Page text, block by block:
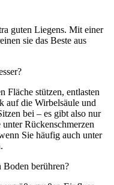
guten Liegens. Mit einer
sie das Beste aus
Fläche stützen, entlasten
auf die Wirbelsäule und
bei – es gibt also nur
Rückenschmerzen
Sie häufig auch unter
Boden berühren?